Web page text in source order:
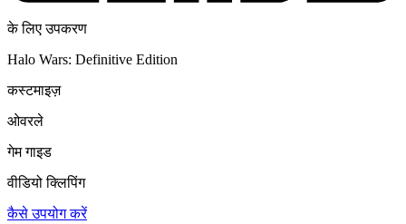
के लिए उपकरण
Halo Wars: Definitive Edition
कस्टमाइज़
ओवरले
गेम गाइड
वीडियो क्लिपिंग
कैसे उपयोग करें